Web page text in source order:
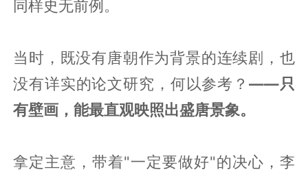
同样史无前例。
当时，既没有唐朝作为背景的连续剧，也
没有详实的论文研究，何以参考？——只
有壁画，能最直观映照出盛唐景象。
拿定主意，带着"一定要做好"的决心，李